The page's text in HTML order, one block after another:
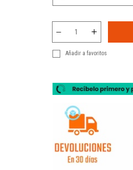
Añadir a favoritos